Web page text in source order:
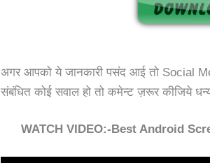
अगर आपको ये जानकारी पसंद आई तो Social
संबंधित कोई सवाल हो तो कमेन्ट ज़रूर कीजिये
WATCH VIDEO:-Best Android